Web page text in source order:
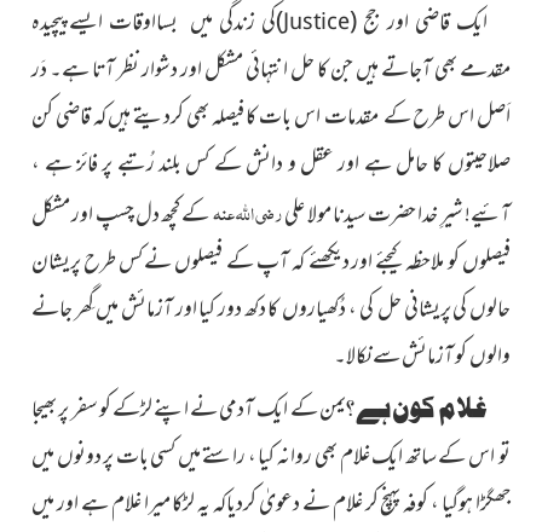
ایک قاضی اور جج (Justice)کی زندگی میں بسااوقات ایسےپیچیدہ
مقدمے بھی آجاتے ہیں جن کا حل انتہائی مشکل اور دشوار نظر آتا ہے۔ دَر
اَصل اس طرح کے مقدمات اس بات کا فیصلہ بھی کردیتے ہیں کہ قاضی کن
صلاحیتوں کا حامل ہے اور عقل و دانش کے کس بلند رُتبے پر فائز ہے ،
آئیے! شیرِ خدا حضرت سیدنا مولا علیرضی اللہ عنہکے کچھ دل چسپ اور مشکل
فیصلوں کو ملاحظہ کیجئے اور دیکھئے کہ آپ کے فیصلوں نے کس طرح پریشان
حالوں کیپریشانی حل کی ، دُکھیاروں کا دکھ دور کیا اور آزمائش میں گِھر جانے
والوں کو آزمائش سے نکالا۔
غلام کون ہے ؟یمن کے ایک آدمی نے اپنے لڑکے کو سفر پر بھیجا
تو اس کے ساتھ ایک غلام بھی روانہ کیا ، راستے میں کسی بات پر دونوں میں
جھگڑا ہوگیا ، کوفہ پہنچ کر غلام نے دعویٰ کردیاکہ یہ لڑکا میرا غلام ہے اور میں